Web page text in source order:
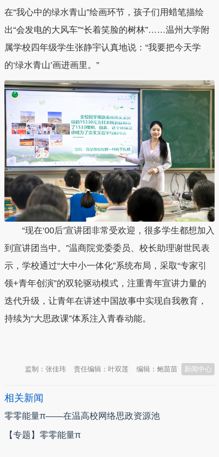
在“我心中的绿水青山”绘画环节，孩子们用蜡笔描绘
出“会发电的大风车”“长着笑脸的树林”……温州大学附
属学校四年级学生张静宇认真地说：“我要把今天学
的‘绿水青山’画进画里。”
“现在‘00后’宣讲团非常受欢迎，很多学生都想加入
到宣讲团当中。”温商院党委委员、校长助理谢世民表
示，学校通过“大中小一体化”系统布局，采取“专家引
领+青年创演”的双轮驱动模式，注重青年宣讲力量的
迭代升级，让青年在讲述中国故事中实现自我教育，
持续为“大思政课”体系注入青春动能。
新闻中心
编辑：鲍苗苗
责任编辑：叶双莲
监制：张佳玮
相关新闻
零零能量π——在温高校网络思政资源池
【专题】零零能量π